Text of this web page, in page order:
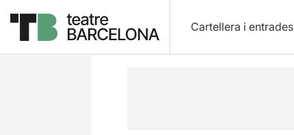
Cartellera i entrades